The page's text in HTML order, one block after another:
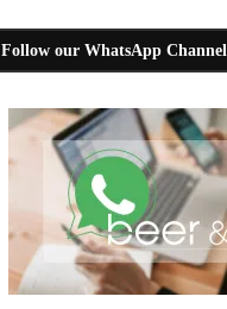
Follow our WhatsApp Channel